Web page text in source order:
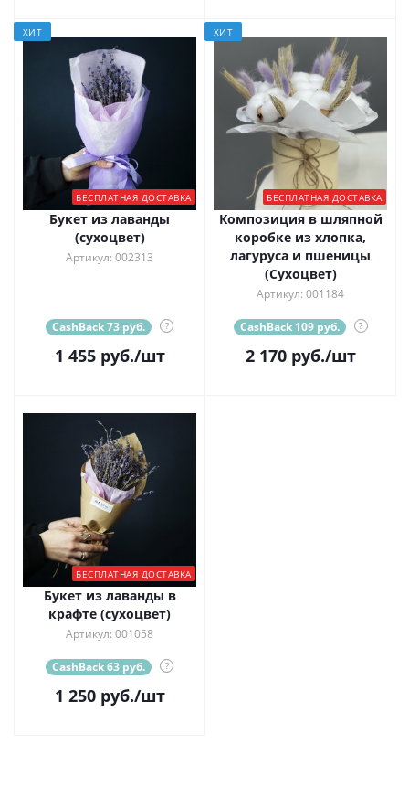
ХИТ
БЕСПЛАТНАЯ ДОСТАВКА
Букет из лаванды
(сухоцвет)
Артикул: 002313
CashBack 73 руб. ?
1 455руб./шт
ХИТ
БЕСПЛАТНАЯ ДОСТАВКА
Композиция в шляпной
коробке из хлопка,
лагуруса и пшеницы
(Сухоцвет)
Артикул: 001184
CashBack 109 руб. ?
2 170руб./шт
БЕСПЛАТНАЯ ДОСТАВКА
Букет из лаванды в
крафте (сухоцвет)
Артикул: 001058
CashBack 63 руб. ?
1 250руб./шт